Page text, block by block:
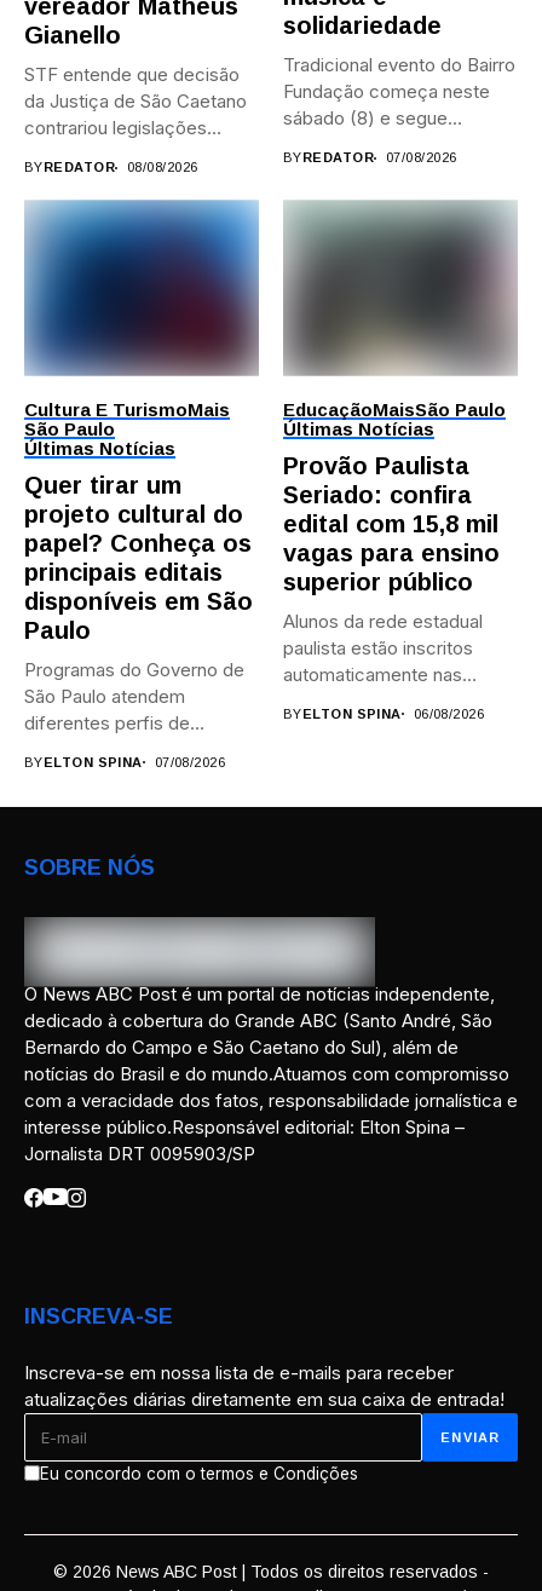
vereador Matheus
Gianello
STF entende que decisão
da Justiça de São Caetano
contrariou legislações
BY REDATOR 08/08/2026
solidariedade
Tradicional evento do Bairro
Fundação começa neste
sábado (8) e segue
BY REDATOR 07/08/2026
Cultura E TurismoMais
São Paulo
Últimas Notícias
Quer tirar um
projeto cultural do
papel? Conheça os
principais editais
disponíveis em São
Paulo
Programas do Governo de
São Paulo atendem
diferentes perfis de
BYELTON SPINA 07/08/2026
EducaçãoMaisSão Paulo
Últimas Notícias
Provão Paulista
Seriado: confira
edital com 15,8 mil
vagas para ensino
superior público
Alunos da rede estadual
paulista estão inscritos
automaticamente nas
BYELTON SPINA 06/08/2026
SOBRE NÓS
O News ABC Post é um portal de notícias independente,
dedicado à cobertura do Grande ABC (Santo André, São
Bernardo do Campo e São Caetano do Sul), além de
notícias do Brasil e do mundo.Atuamos com compromisso
com a veracidade dos fatos, responsabilidade jornalística e
interesse público.Responsável editorial: Elton Spina –
Jornalista DRT 0095903/SP
INSCREVA-SE
Inscreva-se em nossa lista de e-mails para receber
atualizações diárias diretamente em sua caixa de entrada!
Eu concordo com o termos e Condições
© 2026 News ABC Post | Todos os direitos reservados -